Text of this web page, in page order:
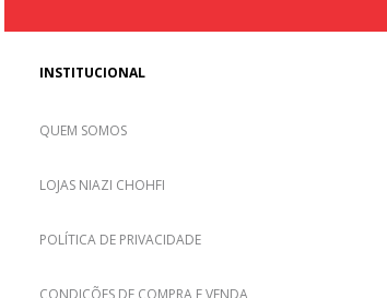
INSTITUCIONAL
QUEM SOMOS
LOJAS NIAZI CHOHFI
POLÍTICA DE PRIVACIDADE